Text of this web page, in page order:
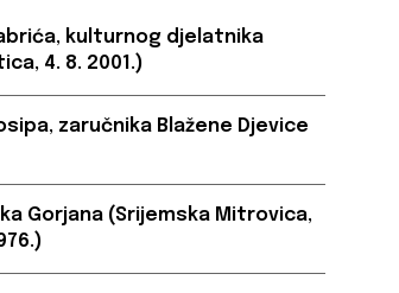
kulturnog djelatnika
4. 8. 2001.)
zaručnika Blažene Djevice
Gorjana (Srijemska Mitrovica,